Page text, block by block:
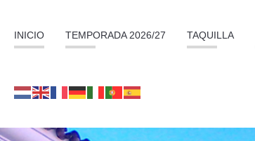
INICIO TEMPORADA 2026/27 TAQUILLA